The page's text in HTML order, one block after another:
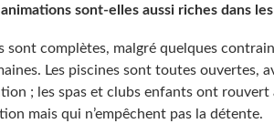
sont-elles aussi riches dans
sont complètes, malgré quelques
Les piscines sont toutes ouvertes,
; les spas et clubs enfants ont rouvert
mais qui n’empêchent pas la détente.